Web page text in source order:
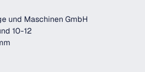
und Maschinen GmbH
10-12